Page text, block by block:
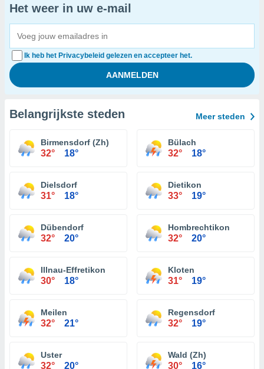
Het weer in uw e-mail
Ik heb het Privacybeleid gelezen en accepteer het.
Belangrijkste steden Meer steden
Birmensdorf (Zh)
32° 18°
Bülach
32° 18°
Dielsdorf
31° 18°
Dietikon
33° 19°
Dübendorf
32° 20°
Hombrechtikon
32° 20°
Illnau-Effretikon
30° 18°
Kloten
31° 19°
Meilen
32° 21°
Regensdorf
32° 19°
Uster
32° 20°
Wald (Zh)
30° 16°